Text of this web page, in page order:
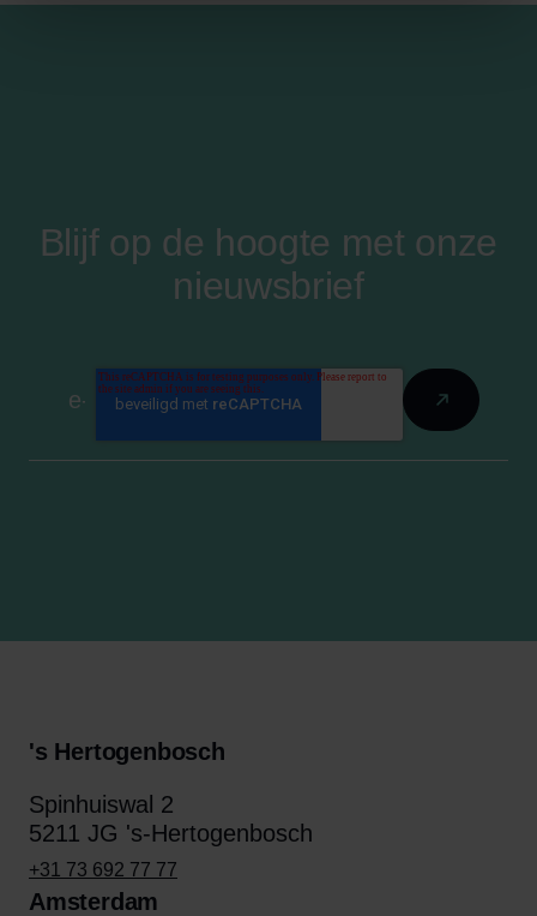
Blijf op de hoogte met onze
nieuwsbrief
's Hertogenbosch
Spinhuiswal 2
5211 JG 's-Hertogenbosch
+31 73 692 77 77
Amsterdam